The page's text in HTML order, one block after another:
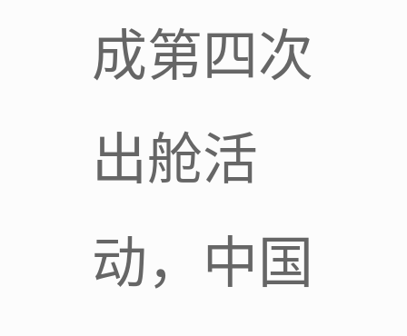
成第四次
出舱活
动，中国